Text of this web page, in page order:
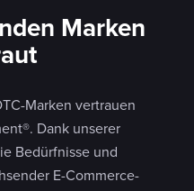
Marken
Marken vertrauen
Dank unserer
Bedürfnisse und
E-Commerce-